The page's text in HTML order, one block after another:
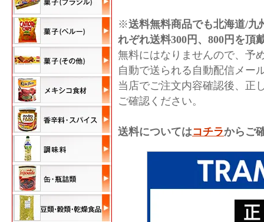
※送料無料商品でも北海道/九
れぞれ送料300円、800円を頂
無料にはなりませんので、予
自動で送られる自動配信メー
当店でご注文内容確認後、正
ご確認ください。
送料についてはコチラからご